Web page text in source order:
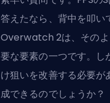
答えたなら、背中を叩い
Overwatch 2は、そのよ
要な要素の一つです。
け狙いを改善する必要
成できるのでしょうか？